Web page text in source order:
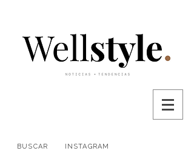
BUSCAR INSTAGRAM